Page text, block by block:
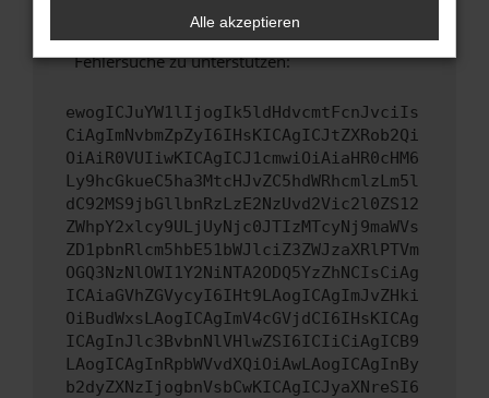
versuchen, das Problem zu beheben. Du kannst
uns diesen Text schicken, um uns bei der
Fehlersuche zu unterstützen:
ewogICJuYW1lIjogIk5ldHdvcmtFcnJvciIs
CiAgImNvbmZpZyI6IHsKICAgICJtZXRob2Qi
OiAiR0VUIiwKICAgICJ1cmwiOiAiaHR0cHM6
Ly9hcGkueC5ha3MtcHJvZC5hdWRhcmlzLm5l
dC92MS9jbGllbnRzLzE2NzUvd2Vic2l0ZS12
ZWhpY2xlcy9ULjUyNjc0JTIzMTcyNj9maWVs
ZD1pbnRlcm5hbE51bWJlciZ3ZWJzaXRlPTVm
OGQ3NzNlOWI1Y2NiNTA2ODQ5YzZhNCIsCiAg
ICAiaGVhZGVycyI6IHt9LAogICAgImJvZHki
OiBudWxsLAogICAgImV4cGVjdCI6IHsKICAg
ICAgInJlc3BvbnNlVHlwZSI6ICIiCiAgICB9
LAogICAgInRpbWVvdXQiOiAwLAogICAgInBy
b2dyZXNzIjogbnVsbCwKICAgICJyaXNreSI6
Alle akzeptieren